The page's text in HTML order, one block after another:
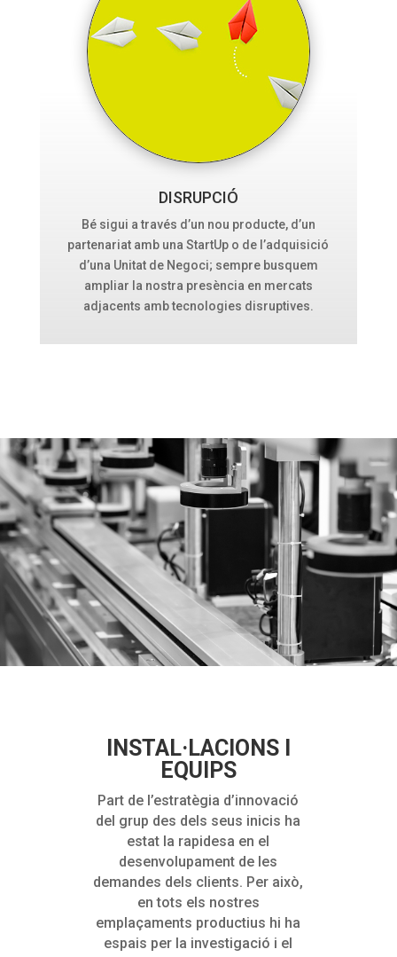
DISRUPCIÓ
Bé sigui a través d’un nou producte, d’un
partenariat amb una StartUp o de l’adquisició
d’una Unitat de Negoci; sempre busquem
ampliar la nostra presència en mercats
adjacents amb tecnologies disruptives.
INSTAL·LACIONS I
EQUIPS
Part de l’estratègia d’innovació
del grup des dels seus inicis ha
estat la rapidesa en el
desenvolupament de les
demandes dels clients. Per això,
en tots els nostres
emplaçaments productius hi ha
espais per la investigació i el